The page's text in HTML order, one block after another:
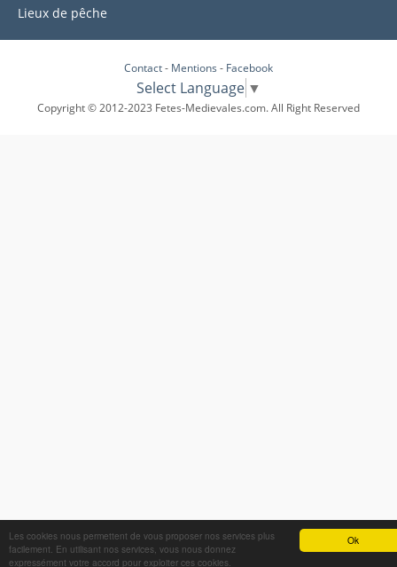
Ok
Les cookies nous permettent de vous proposer nos services plus
facilement. En utilisant nos services, vous nous donnez
expressément votre accord pour exploiter ces cookies.
Lieux de pêche
Contact- Mentions - Facebook
Select Language ▼
Copyright © 2012-2023 Fetes-Medievales.com. All Right Reserved